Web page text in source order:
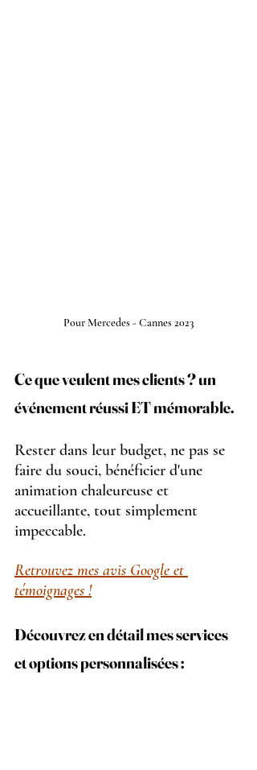
Pour Mercedes - Cannes 2023
Ce que veulent mes clients ? un
événement réussi ET mémorable.
Rester dans leur budget, ne pas se
faire du souci, bénéficier d'une
animation chaleureuse et
accueillante, tout simplement
impeccable.
Retrouvez mes avis Google et
témoignages !
Découvrez en détail mes services
et options personnalisées :